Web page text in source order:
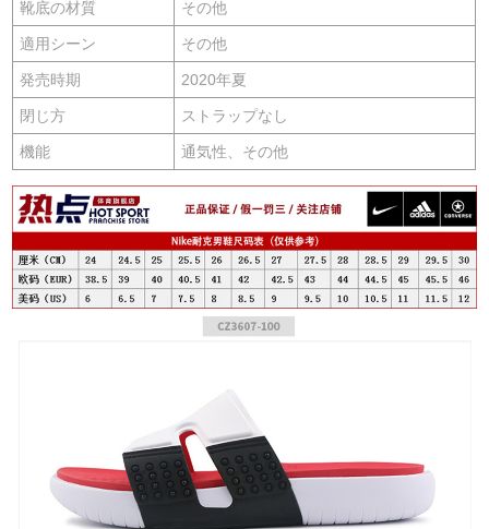
靴底の材質 その他
適用シーン その他
発売時期 2020年夏
閉じ方 ストラップなし
機能 通気性、その他